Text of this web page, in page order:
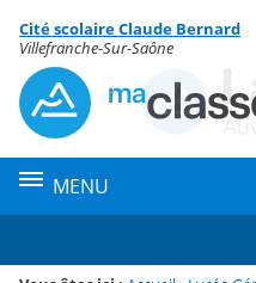
Menu de la rubrique
Contenu
Cité scolaire Claude Bernard
Villefranche-Sur-Saône
MENU